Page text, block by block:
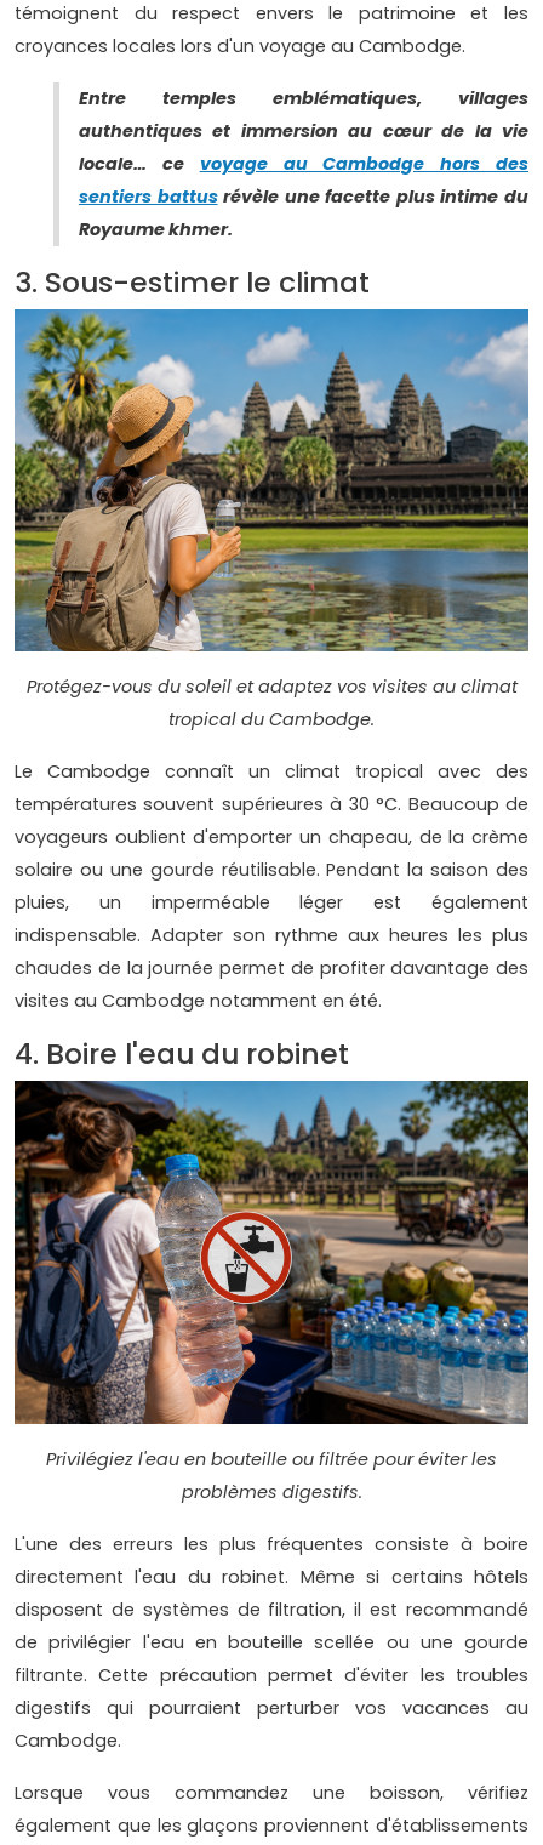
témoignent du respect envers le patrimoine et les
croyances locales lors d'un voyage au Cambodge.
Entre temples emblématiques, villages
authentiques et immersion au cœur de la vie
locale… ce voyage au Cambodge hors des
sentiers battusrévèle une facette plus intime du
Royaume khmer.
3. Sous-estimer le climat
Protégez-vous du soleil et adaptez vos visites au climat
tropical du Cambodge.
Le Cambodge connaît un climat tropical avec des
températures souvent supérieures à 30 °C. Beaucoup de
voyageurs oublient d'emporter un chapeau, de la crème
solaire ou une gourde réutilisable. Pendant la saison des
pluies, un imperméable léger est également
indispensable. Adapter son rythme aux heures les plus
chaudes de la journée permet de profiter davantage des
visites au Cambodge notamment en été.
4. Boire l'eau du robinet
Privilégiez l'eau en bouteille ou filtrée pour éviter les
problèmes digestifs.
L'une des erreurs les plus fréquentes consiste à boire
directement l'eau du robinet. Même si certains hôtels
disposent de systèmes de filtration, il est recommandé
de privilégier l'eau en bouteille scellée ou une gourde
filtrante. Cette précaution permet d'éviter les troubles
digestifs qui pourraient perturber vos vacances au
Cambodge.
Lorsque vous commandez une boisson, vérifiez
également que les glaçons proviennent d'établissements